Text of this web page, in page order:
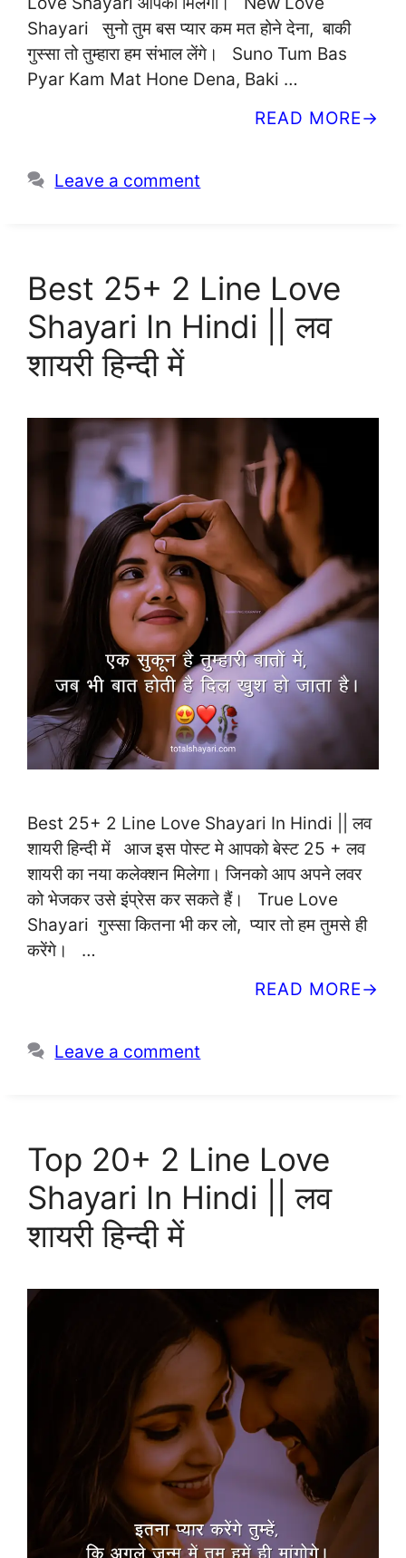
Shayari सुनो तुम बस प्यार कम मत होने देना, बाकी
गुस्सा तो तुम्हारा हम संभाल लेंगे। Suno Tum Bas
Pyar Kam Mat Hone Dena, Baki …
READ MORE
Leave a comment
Best 25+ 2 Line Love
Shayari In Hindi || लव
शायरी हिन्दी में
Best 25+ 2 Line Love Shayari In Hindi || लव
शायरी हिन्दी में आज इस पोस्ट मे आपको बेस्ट 25 + लव
शायरी का नया कलेक्शन मिलेगा। जिनको आप अपने लवर
को भेजकर उसे इंप्रेस कर सकते हैं। True Love
Shayari गुस्सा कितना भी कर लो, प्यार तो हम तुमसे ही
करेंगे। …
READ MORE
Leave a comment
Top 20+ 2 Line Love
Shayari In Hindi || लव
शायरी हिन्दी में